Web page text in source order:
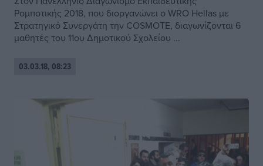
Ρομποτικής 2018, που διοργανώνει ο WRO Hellas με
Στρατηγικό Συνεργάτη την COSMOTE, διαγωνίζονται 6
μαθητές του 11ου Δημοτικού Σχολείου ...
03.03.18, 08:23